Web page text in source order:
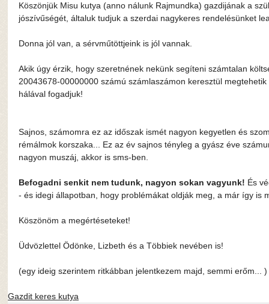
Köszönjük Misu kutya (anno nálunk Rajmundka) gazdijának a
jószívűségét, általuk tudjuk a szerdai nagykeres rendelésünket
Donna jól van, a sérvműtöttjeink is jól vannak.
Akik úgy érzik, hogy szeretnének nekünk segíteni számtalan
20043678-00000000 számú számlaszámon keresztül
hálával fogadjuk!
Sajnos, számomra ez az időszak ismét nagyon kegyetlen és
rémálmok korszaka... Ez az év sajnos tényleg a gyász éve
nagyon muszáj, akkor is sms-ben.
Befogadni senkit nem tudunk, nagyon sokan vagyunk! És
- és idegi állapotban, hogy problémákat oldják meg, a már így is
Köszönöm a megértéseteket!
Üdvözlettel Ödönke, Lizbeth és a Többiek nevében is!
(egy ideig szerintem ritkábban jelentkezem majd, semmi erőm... )
Gazdit keres kutya